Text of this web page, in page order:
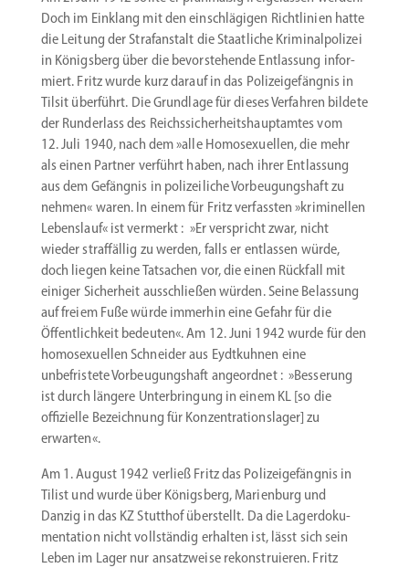
Doch im Einklang mit den einschlä­gigen Richt­linien hatte
die Leitung der Straf­an­stalt die Staat­liche Krimi­nal­po­lizei
in Königsberg über die bevor­ste­hende Entlassung infor­
miert. Fritz wurde kurz darauf in das Polizei­ge­fängnis in
Tilsit überführt. Die Grundlage für dieses Verfahren bildete
der Rund­erlass des Reichs­si­cher­heits­haupt­amtes vom
12. Juli 1940, nach dem »alle Homose­xu­ellen, die mehr
als einen Partner verführt haben, nach ihrer Entlassung
aus dem Gefängnis in polizei­liche Vorbeu­gungshaft zu
nehmen« waren. In einem für Fritz verfassten »krimi­nellen
Lebenslauf« ist vermerkt : »Er verspricht zwar, nicht
wieder straf­fällig zu werden, falls er entlassen würde,
doch liegen keine Tatsachen vor, die einen Rückfall mit
einiger Sicherheit ausschließen würden. Seine Belassung
auf freiem Fuße würde immerhin eine Gefahr für die
Öffent­lichkeit bedeuten«. Am 12. Juni 1942 wurde für den
homose­xu­ellen Schneider aus Eydtkuhnen eine
unbefristete Vorbeu­gungshaft angeordnet : »Besserung
ist durch längere Unter­bringung in einem KL [so die
offizielle Bezeichnung für Konzen­tra­ti­ons­lager] zu
erwarten«.
Am 1. August 1942 verließ Fritz das Polizei­ge­fängnis in
Tilist und wurde über Königsberg, Marienburg und
Danzig in das KZ Stutthof überstellt­. Da die Lager­do­ku­
men­tation nicht vollständig erhalten ist, lässt sich sein
Leben im Lager nur ansatz­weise rekon­stru­ieren. Fritz